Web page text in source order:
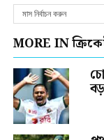
MORE IN